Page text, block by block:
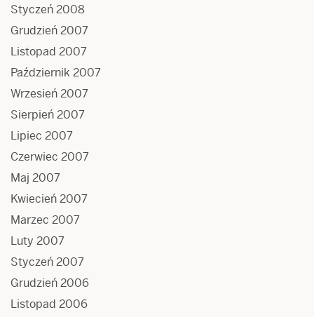
Styczeń 2008
Grudzień 2007
Listopad 2007
Październik 2007
Wrzesień 2007
Sierpień 2007
Lipiec 2007
Czerwiec 2007
Maj 2007
Kwiecień 2007
Marzec 2007
Luty 2007
Styczeń 2007
Grudzień 2006
Listopad 2006